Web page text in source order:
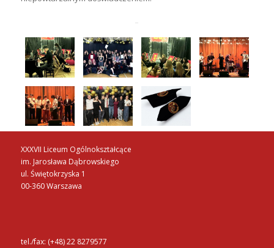
XXXVII Liceum Ogólnokształcące
im. Jarosława Dąbrowskiego
ul. Świętokrzyska 1
00-360 Warszawa
tel./fax: (+48) 22 8279577